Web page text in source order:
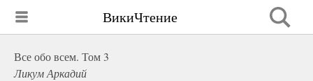
ВикиЧтение
Все обо всем. Том 3
Ликум Аркадий